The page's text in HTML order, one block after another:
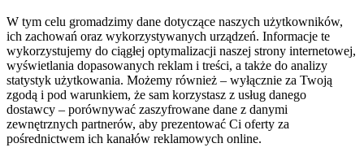
W tym celu gromadzimy dane dotyczące naszych użytkowników,
ich zachowań oraz wykorzystywanych urządzeń. Informacje te
wykorzystujemy do ciągłej optymalizacji naszej strony internetowej,
wyświetlania dopasowanych reklam i treści, a także do analizy
statystyk użytkowania. Możemy również – wyłącznie za Twoją
zgodą i pod warunkiem, że sam korzystasz z usług danego
dostawcy – porównywać zaszyfrowane dane z danymi
zewnętrznych partnerów, aby prezentować Ci oferty za
pośrednictwem ich kanałów reklamowych online.